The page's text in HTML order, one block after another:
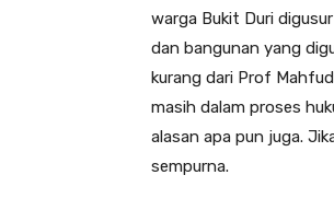
warga Bukit Duri
dan bangunan yang
kurang dari Prof
masih dalam proses
alasan apa pun juga.
sempurna.